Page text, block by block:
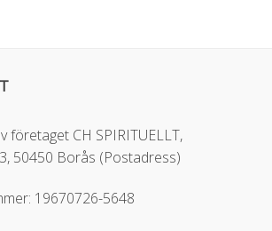
företaget CH SPIRITUELLT,
50450 Borås (Postadress)
19670726-5648